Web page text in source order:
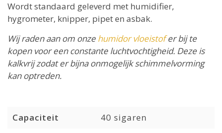
Wordt standaard geleverd met humidifier,
hygrometer, knipper, pipet en asbak.
Wij raden aan om onze humidor vloeistofer bij te
kopen voor een constante luchtvochtigheid. Deze is
kalkvrij zodat er bijna onmogelijk schimmelvorming
kan optreden.
Capaciteit
40 sigaren